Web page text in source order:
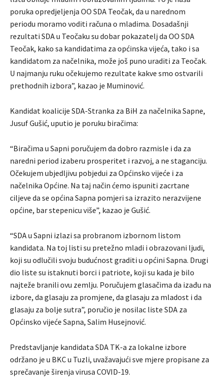
poruka opredjeljenja OO SDA Teočak, da u narednom
periodu moramo voditi računa o mladima. Dosadašnji
rezultati SDA u Teočaku su dobar pokazatelj da OO SDA
Teočak, kako sa kandidatima za općinska vijeća, tako i sa
kandidatom za načelnika, može još puno uraditi za Teočak.
U najmanju ruku očekujemo rezultate kakve smo ostvarili
prethodnih izbora”, kazao je Muminović.
Kandidat koalicije SDA-Stranka za BiH za načelnika Sapne,
Jusuf Gušić, uputio je poruku biračima:
“Biračima u Sapni poručujem da dobro razmisle i da za
naredni period izaberu prosperitet i razvoj, a ne staganciju.
Očekujem ubjedljivu pobjedui za Općinsko vijeće i za
načelnika Općine. Na taj način ćemo ispuniti zacrtane
ciljeve da se općina Sapna pomjeri sa izrazito nerazvijene
općine, bar stepenicu više”, kazao je Gušić.
“SDA u Sapni izlazi sa probranom izbornom listom
kandidata. Na toj listi su pretežno mladi i obrazovani ljudi,
koji su odlučili svoju budućnost graditi u općini Sapna. Drugi
dio liste su istaknuti borci i patriote, koji su kada je bilo
najteže branili ovu zemlju. Poručujem glasačima da izađu na
izbore, da glasaju za promjene, da glasaju za mladost i da
glasaju za bolje sutra”, poručio je nosilac liste SDA za
Općinsko vijeće Sapna, Salim Husejnović.
Predstavljanje kandidata SDA TK-a za lokalne izbore
održano je u BKC u Tuzli, uvažavajući sve mjere propisane za
sprečavanje širenja virusa COVID-19.